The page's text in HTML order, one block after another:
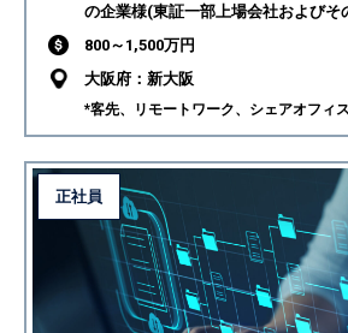
の企業様(東証一部上場会社およびそ
800～1,500万円
大阪府：新大阪
*客先、リモートワーク、シェアオフィ
正社員